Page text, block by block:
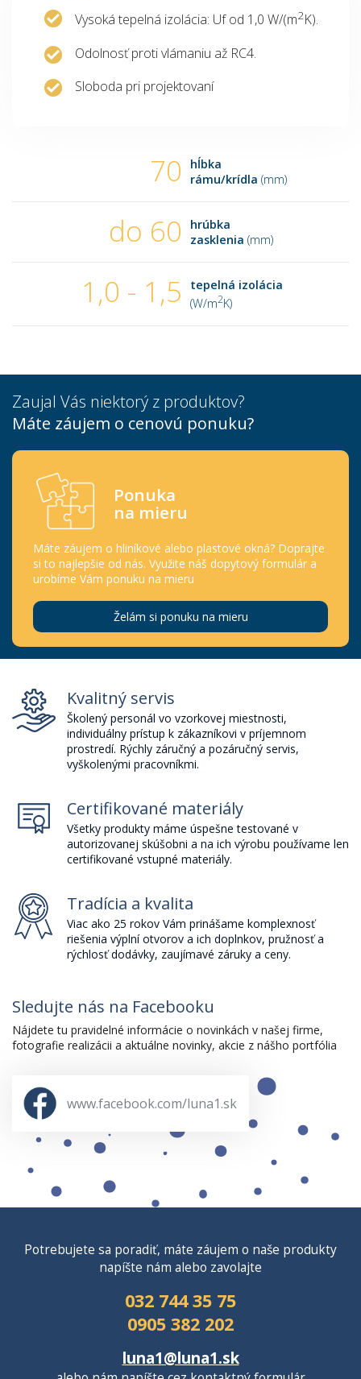
Vysoká tepelná izolácia: Uf od 1,0 W/(m2K).
Odolnosť proti vlámaniu až RC4.
Sloboda pri projektovaní
70
hĺbka
rámu/krídla (mm)
do 60
hrúbka
zasklenia (mm)
1,0 - 1,5
tepelná izolácia
(W/m2K)
Zaujal Vás niektorý z produktov?
Máte záujem o cenovú ponuku?
Ponuka
na mieru
Máte záujem o hliníkové alebo plastové okná? Doprajte
si to najlepšie od nás. Využite náš dopytový formulár a
urobíme Vám ponuku na mieru
Želám si ponuku na mieru
Kvalitný servis
Školený personál vo vzorkovej miestnosti,
individuálny prístup k zákazníkovi v príjemnom
prostredí. Rýchly záručný a pozáručný servis,
vyškolenými pracovníkmi.
Certifikované materiály
Všetky produkty máme úspešne testované v
autorizovanej skúšobni a na ich výrobu používame len
certifikované vstupné materiály.
Tradícia a kvalita
Viac ako 25 rokov Vám prinášame komplexnosť
riešenia výplní otvorov a ich doplnkov, pružnosť a
rýchlosť dodávky, zaujímavé záruky a ceny.
Sledujte nás na Facebooku
Nájdete tu pravidelné informácie o novinkách v našej firme,
fotografie realizácii a aktuálne novinky, akcie z nášho portfólia
www.facebook.com/luna1.sk
Potrebujete sa poradiť, máte záujem o naše produkty
napíšte nám alebo zavolajte
032 744 35 75
0905 382 202
luna1@luna1.sk